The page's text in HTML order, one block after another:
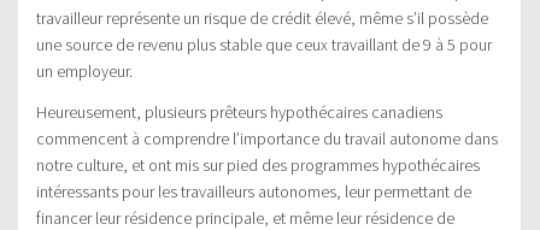
travailleur représente un risque de crédit élevé, même s’il possède
une source de revenu plus stable que ceux travaillant de 9 à 5 pour
un employeur.
Heureusement, plusieurs prêteurs hypothécaires canadiens
commencent à comprendre l’importance du travail autonome dans
notre culture, et ont mis sur pied des programmes hypothécaires
intéressants pour les travailleurs autonomes, leur permettant de
financer leur résidence principale, et même leur résidence de